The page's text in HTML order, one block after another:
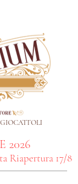
2026
Riapertura 17/8